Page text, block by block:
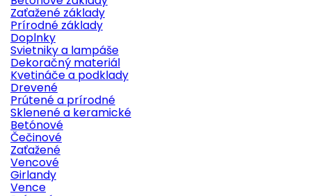
Zaťažené základy
Prírodné základy
Doplnky
Svietniky a lampáše
Dekoračný materiál
Kvetináče a podklady
Drevené
Prútené a prírodné
Sklenené a keramické
Betónové
Čečinové
Zaťažené
Vencové
Girlandy
Vence